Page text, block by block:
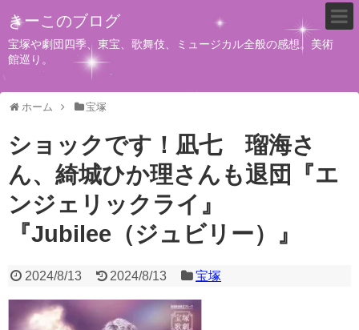
きーこのブログ
宝塚や劇団四季、東宝、歌舞伎、ミュージカル全般の感想。美術
館巡り。
ホーム 宝塚
ショックです！凪七 瑠海さ
ん、綺城ひか理さんも退団『エ
ンジェリックライ』
『Jubilee（ジュビリー）』
2024/8/13 2024/8/13 宝塚